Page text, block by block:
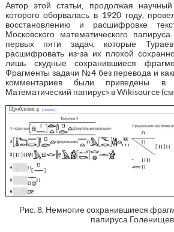
Автор этой статьи, продолжая
которого оборвалась в 1920 году,
восстановлению и расшифровке
Московского математического
первых пяти задач, которые
расшифровать из-за их плохой
лишь скудные сохранившиеся
Фрагменты задачи №4 без перевода и
комментариев были приведены в
Математический папирус» в Wikisource
Рис. 8. Немногие сохранившиеся
папируса